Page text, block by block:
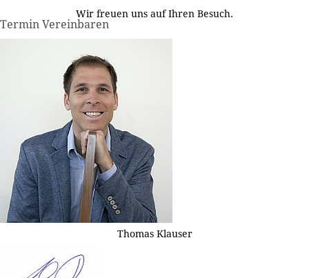
Wir freuen uns auf Ihren Besuch.
Termin Vereinbaren
Thomas Klauser